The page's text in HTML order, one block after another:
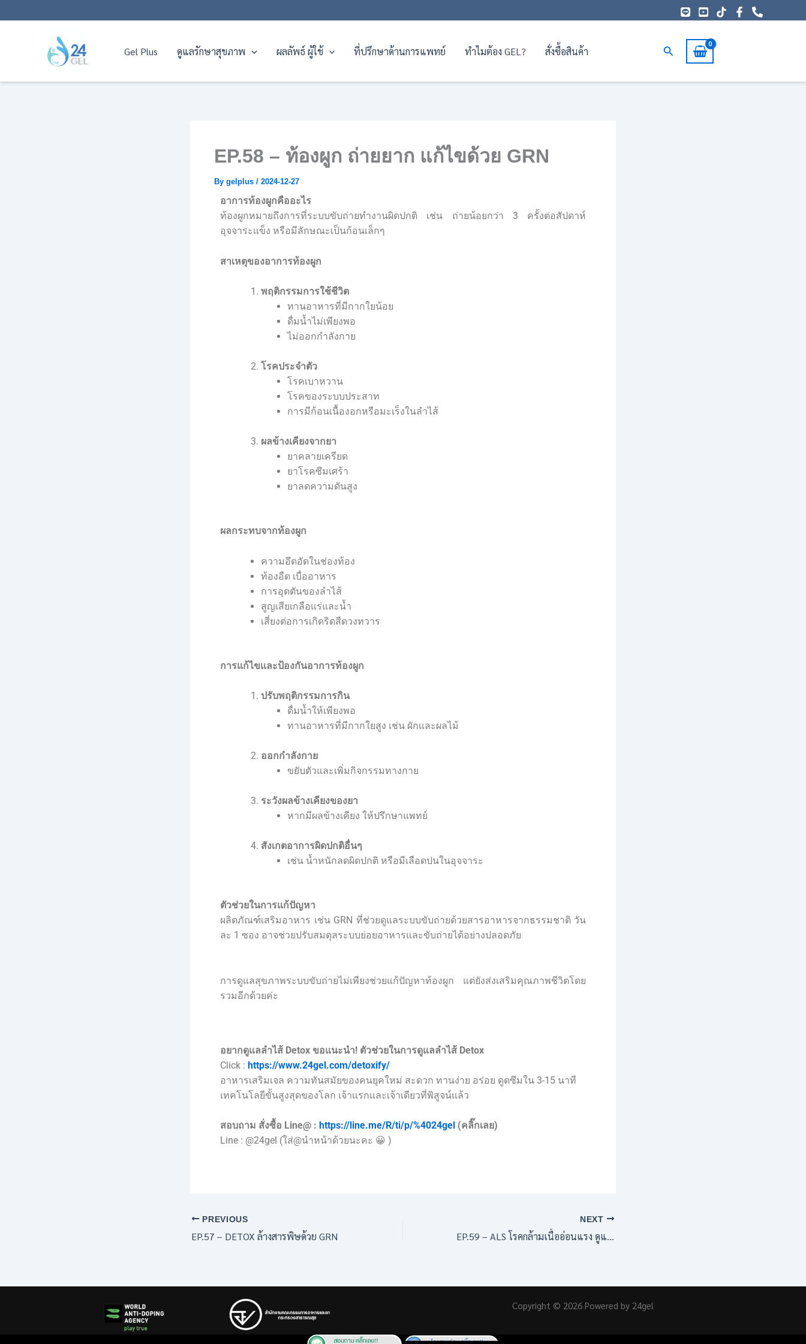
to
Gel Plus
ดูแลรักษาสุขภาพ ผลลัพธ์ ผู้ใช้ ที่ปรึกษาด้านการแพทย์ ทำไมต้อง GEL? สั่งซื้อสินค้า Search
EP.58 – ท้องผูก ถ่ายยาก แก้ไขด้วย GRN
By gelplus / 2024-12-27
อาการท้องผูกคืออะไร
ท้องผูกหมายถึงการที่ระบบขับถ่ายทำงานผิดปกติ เช่น ถ่ายน้อยกว่า 3 ครั้งต่อสัปดาห์
อุจจาระแข็ง หรือมีลักษณะเป็นก้อนเล็กๆ
สาเหตุของอาการท้องผูก
พฤติกรรมการใช้ชีวิต
ทานอาหารที่มีกากใยน้อย
ดื่มน้ำไม่เพียงพอ
ไม่ออกกำลังกาย
โรคประจำตัว
โรคเบาหวาน
โรคของระบบประสาท
การมีก้อนเนื้องอกหรือมะเร็งในลำไส้
ผลข้างเคียงจากยา
ยาคลายเครียด
ยาโรคซึมเศร้า
ยาลดความดันสูง
ผลกระทบจากท้องผูก
ความอึดอัดในช่องท้อง
ท้องอืด เบื่ออาหาร
การอุดตันของลำไส้
สูญเสียเกลือแร่และน้ำ
เสี่ยงต่อการเกิดริดสีดวงทวาร
การแก้ไขและป้องกันอาการท้องผูก
ปรับพฤติกรรมการกิน
ดื่มน้ำให้เพียงพอ
ทานอาหารที่มีกากใยสูง เช่น ผักและผลไม้
ออกกำลังกาย
ขยับตัวและเพิ่มกิจกรรมทางกาย
ระวังผลข้างเคียงของยา
หากมีผลข้างเคียง ให้ปรึกษาแพทย์
สังเกตอาการผิดปกติอื่นๆ
เช่น น้ำหนักลดผิดปกติ หรือมีเลือดปนในอุจจาระ
ตัวช่วยในการแก้ปัญหา
ผลิตภัณฑ์เสริมอาหาร เช่น GRN ที่ช่วยดูแลระบบขับถ่ายด้วยสารอาหารจากธรรมชาติ วัน
ละ 1 ซอง อาจช่วยปรับสมดุลระบบย่อยอาหารและขับถ่ายได้อย่างปลอดภัย
การดูแลสุขภาพระบบขับถ่ายไม่เพียงช่วยแก้ปัญหาท้องผูก แต่ยังส่งเสริมคุณภาพชีวิตโดย
รวมอีกด้วยค่ะ
อยากดูแลลำไส้ Detox ขอแนะนำ! ตัวช่วยในการดูแลลำไส้ Detox
Click : https://www.24gel.com/detoxify/
อาหารเสริมเจล ความทันสมัยของคนยุคใหม่ สะดวก ทานง่าย อร่อย ดูดซึมใน 3-15 นาที
เทคโนโลยีขั้นสูงสุดของโลก เจ้าแรกและเจ้าเดียวที่พิสูจน์แล้ว
สอบถาม สั่งซื้อ Line@ : https://line.me/R/ti/p/%4024gel (คลิ๊กเลย)
Line : @24gel (ใส่@นำหน้าด้วยนะคะ 😀 )
PREVIOUS
EP.57 – DETOX ล้างสารพิษด้วย GRN
NEXT
EP.59 – ALS โรคกล้ามเนื้ออ่อนแรง ดูแลได้ด้วย MIN
Copyright © 2026 Powered by 24gel